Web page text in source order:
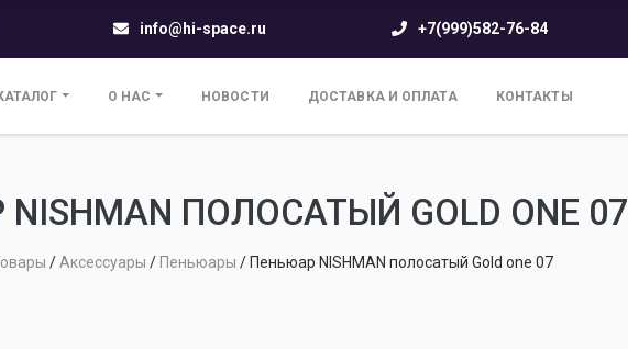
info@hi-space.ru +7(999)582-76-84
О НАС НОВОСТИ ДОСТАВКА И ОПЛАТА КОНТАКТЫ
ПОЛОСАТЫЙ GOLD ONE 07
/Аксессуары / Пеньюары / Пеньюар NISHMAN полосатый Gold one 07